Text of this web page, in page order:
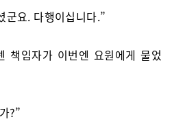
군요. 다행이십니다.”
책임자가 이번엔 요원에게 물었
?”